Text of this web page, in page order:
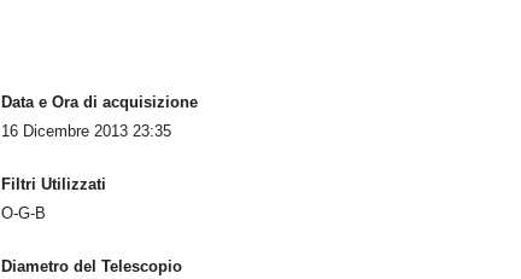
Data e Ora di acquisizione
16 Dicembre 2013 23:35
Filtri Utilizzati
O-G-B
Diametro del Telescopio